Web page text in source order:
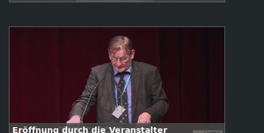
Eröffnung durch die Veranstalter